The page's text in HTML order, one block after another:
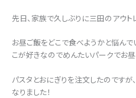
先日、家族で久しぶりに三田のアウト
お昼ご飯をどこで食べようかと悩ん
こが好きなのでめんたいパークでお昼
パスタとおにぎりを注文したのですが
なりました！